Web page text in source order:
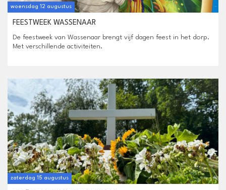
woensdag 12 augustus
FEESTWEEK WASSENAAR
De feestweek van Wassenaar brengt vijf dagen feest in het dorp.
Met verschillende activiteiten.
zaterdag 15 augustus